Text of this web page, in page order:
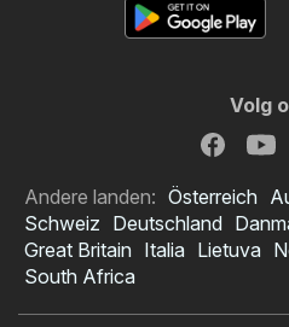
Volg
Andere landen: Österreich
Schweiz Deutschland
Great Britain Italia Lietuva
South Africa